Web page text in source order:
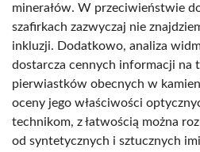
minerałów. W przeciwieństwie
szafirkach zazwyczaj nie
inkluzji. Dodatkowo, analiza
dostarcza cennych informacji na
pierwiastków obecnych w
oceny jego właściwości
technikom, z łatwością można
od syntetycznych i sztucznych